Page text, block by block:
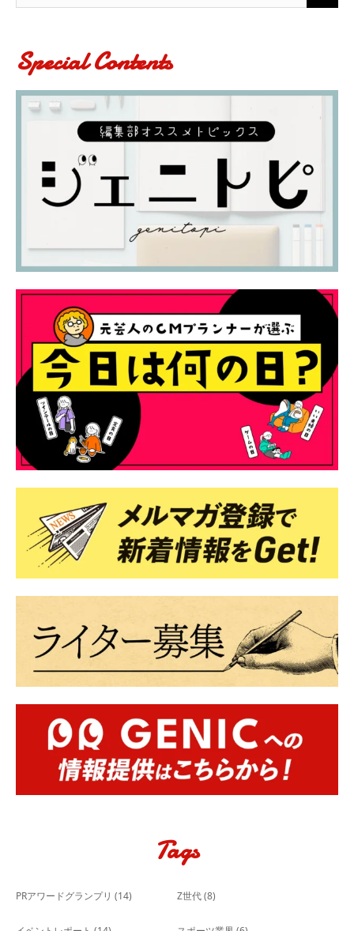
Special Contents
Tags
PRアワードグランプリ (14) Z世代(8)